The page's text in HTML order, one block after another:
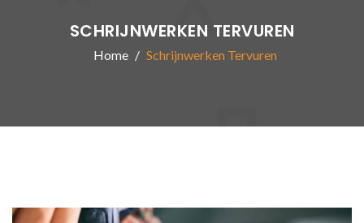
SCHRIJNWERKEN TERVUREN
Home Schrijnwerken Tervuren